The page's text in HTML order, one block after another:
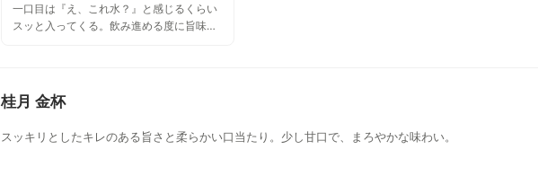
一口目は『え、これ水？』と感じるくらい
スッと入ってくる。飲み進める度に旨味を
15度 精米歩合／60% 価格／583円
(300ml)、1,320円(720ml)、2,640円(1.8L)
をかけてしまいました
桂月 金杯
スッキリとしたキレのある旨さと柔らかい口当たり。少し甘口で、まろやかな味わい。